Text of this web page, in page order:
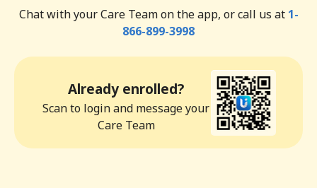
Chat with your Care Team on the app, or call us at 1-
866-899-3998
Already enrolled?
Scan to login and message your
Care Team